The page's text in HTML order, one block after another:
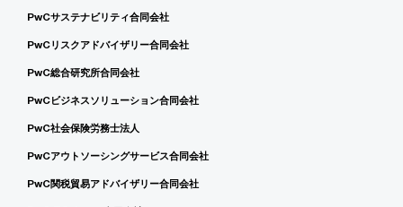
PwCサステナビリティ合同会社
PwCリスクアドバイザリー合同会社
PwC総合研究所合同会社
PwCビジネスソリューション合同会社
PwC社会保険労務士法人
PwCアウトソーシングサービス合同会社
PwC関税貿易アドバイザリー合同会社